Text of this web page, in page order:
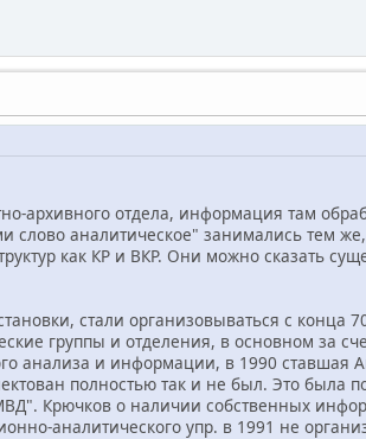
архивного отдела, информация там
аналитическое" занимались тем
как КР и ВКР. Они можно сказать
стали организовываться с конца
группы и отделения, в основном за
анализа и информации, в 1990 ставшая
полностью так и не был. Это была
Крючков о наличии собственных
аналитического упр. в 1991 не